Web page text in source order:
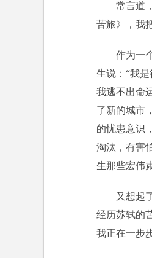
常言道
苦旅》，我
作为一
生说：“我
我逃不出命
了新的城市
的忧患意识
淘汰，有害
生那些宏伟
又想起
经历苏轼的
我正在一步